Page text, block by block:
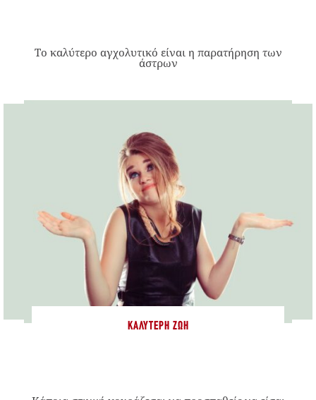
Το καλύτερο αγχολυτικό είναι η παρατήρηση των
άστρων
ΚΑΛΎΤΕΡΗ ΖΩΉ